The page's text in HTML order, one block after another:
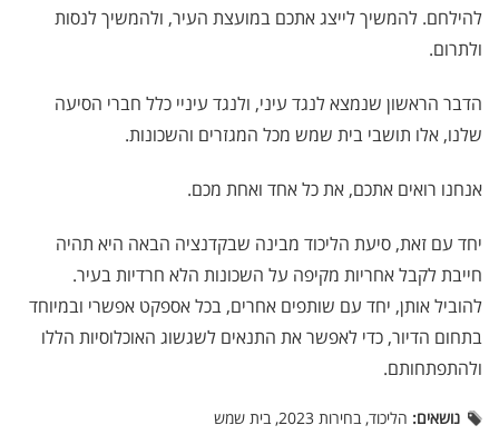
להילחם. להמשיך לייצג אתכם במועצת העיר, ולהמשיך לנסות
ולתרום.
הדבר הראשון שנמצא לנגד עיני, ולנגד עיניי כלל חברי הסיעה
שלנו, אלו תושבי בית שמש מכל המגזרים והשכונות.
אנחנו רואים אתכם, את כל אחד ואחת מכם.
יחד עם זאת, סיעת הליכוד מבינה שבקדנציה הבאה היא תהיה
חייבת לקבל אחריות מקיפה על השכונות הלא חרדיות בעיר.
להוביל אותן, יחד עם שותפים אחרים, בכל אספקט אפשרי ובמיוחד
בתחום הדיור, כדי לאפשר את התנאים לשגשוג האוכלוסיות הללו
ולהתפתחותם.
נושאים: הליכוד, בחירות 2023, בית שמש